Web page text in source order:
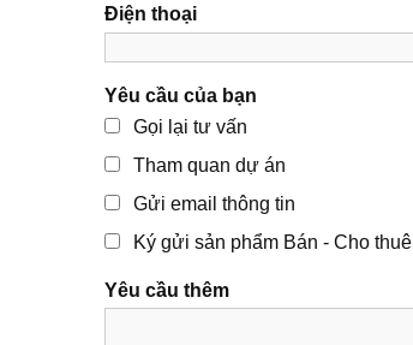
Điện thoại
Yêu cầu của bạn
Gọi lại tư vấn
Tham quan dự án
Gửi email thông tin
Ký gửi sản phẩm Bán - Cho thuê
Yêu cầu thêm